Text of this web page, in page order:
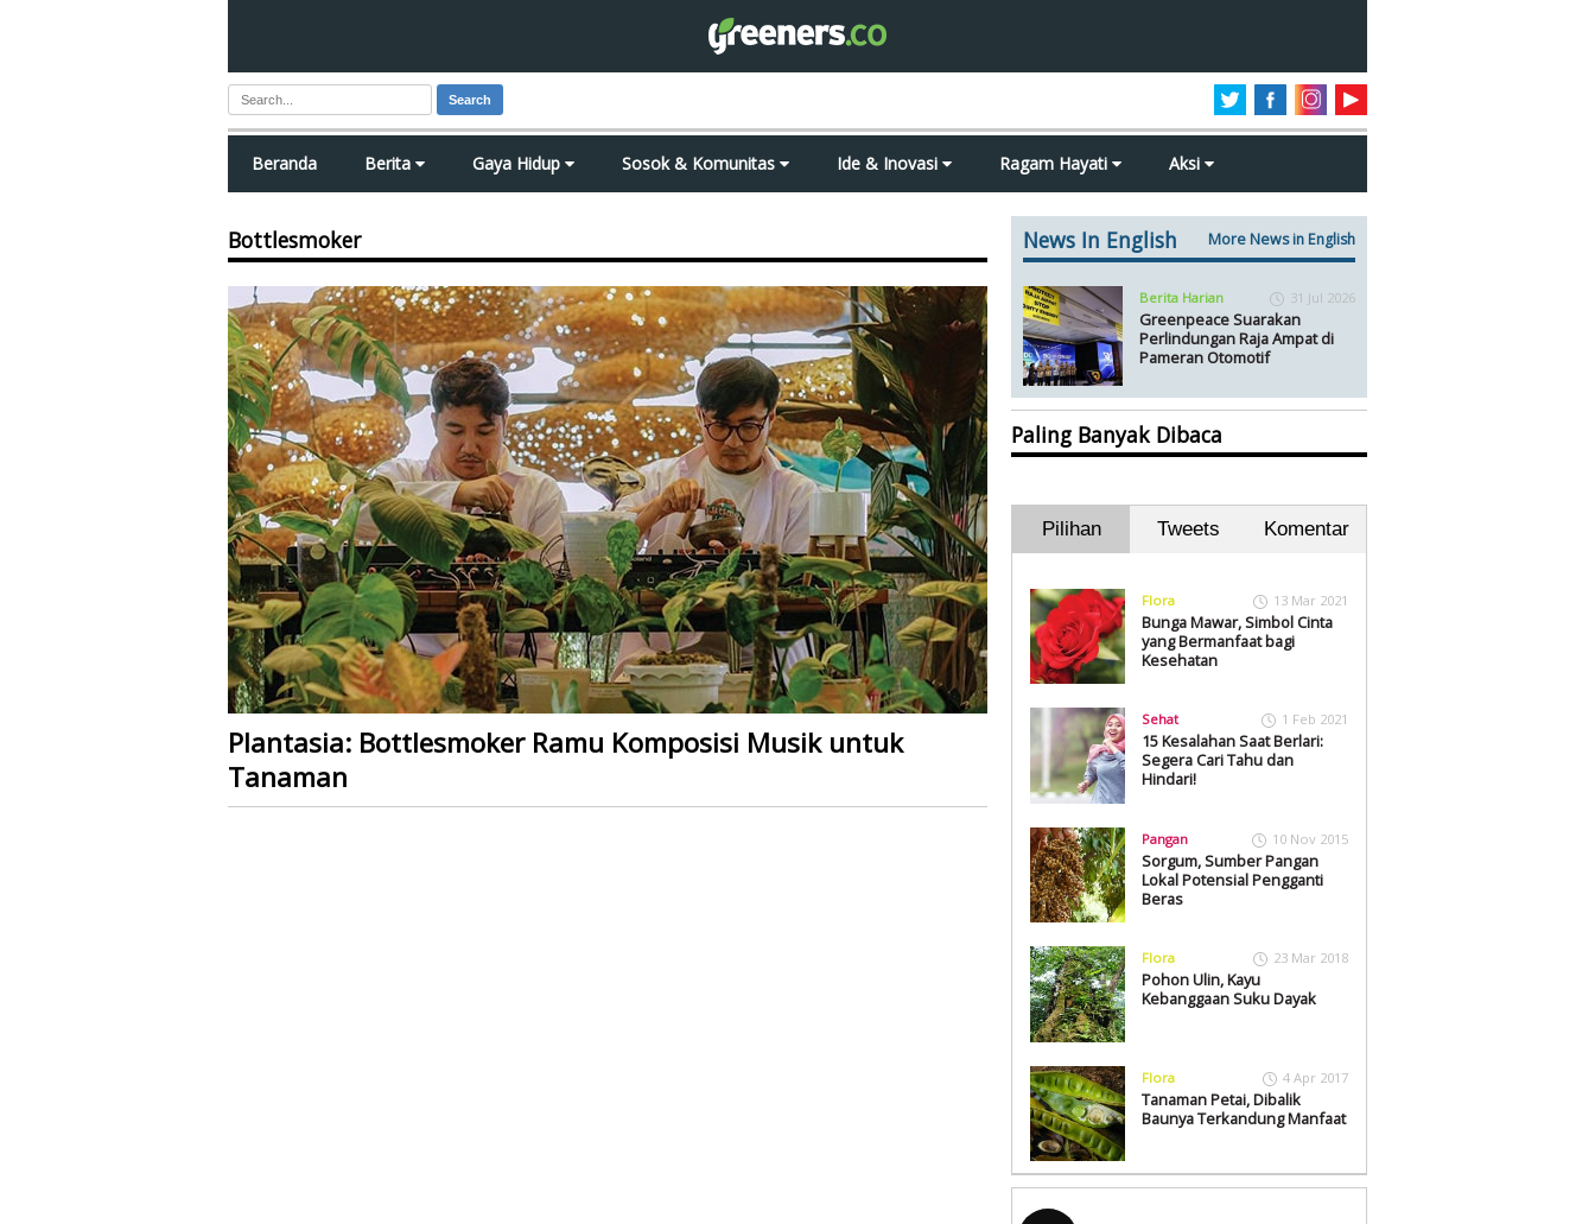
Search
Beranda Berita Gaya Hidup Sosok & Komunitas Ide & Inovasi Ragam Hayati Aksi
Bottlesmoker
Plantasia: Bottlesmoker Ramu Komposisi Musik untuk
Tanaman
News In English More News in English
Berita Harian 31 Jul 2026
Greenpeace Suarakan
Perlindungan Raja Ampat di
Pameran Otomotif
Paling Banyak Dibaca
Pilihan Tweets Komentar
Flora 13 Mar 2021
Bunga Mawar, Simbol Cinta
yang Bermanfaat bagi
Kesehatan
Sehat 1 Feb 2021
15 Kesalahan Saat Berlari:
Segera Cari Tahu dan
Hindari!
Pangan 10 Nov 2015
Sorgum, Sumber Pangan
Lokal Potensial Pengganti
Beras
Flora 23 Mar 2018
Pohon Ulin, Kayu
Kebanggaan Suku Dayak
Flora 4 Apr 2017
Tanaman Petai, Dibalik
Baunya Terkandung Manfaat